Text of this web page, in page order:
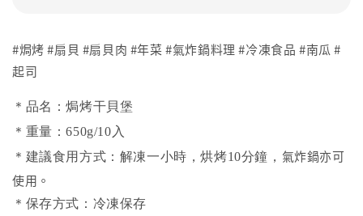
#焗烤 #扇貝 #扇貝肉 #年菜 #氣炸鍋料理 #冷凍食品 #南瓜 #
起司
＊品名：焗烤干貝堡
＊重量：650g/10入
＊建議食用方式：解凍一小時，烘烤10分鐘， 氣炸鍋亦可
使用。
＊保存方式：冷凍保存